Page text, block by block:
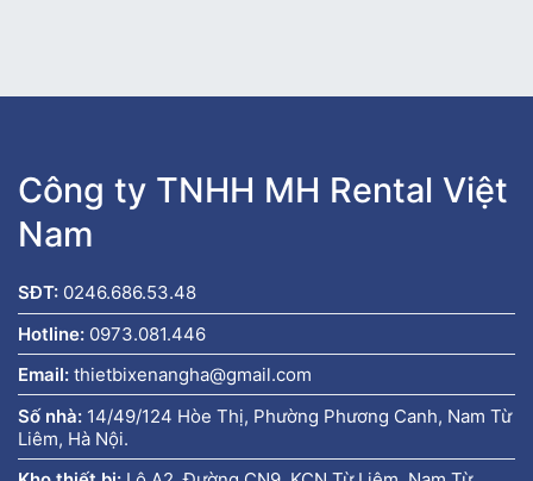
Công ty TNHH MH Rental Việt
Nam
SĐT: 0246.686.53.48
Hotline: 0973.081.446
Email: thietbixenangha@gmail.com
Số nhà: 14/49/124 Hòe Thị, Phường Phương Canh, Nam Từ
Liêm, Hà Nội.